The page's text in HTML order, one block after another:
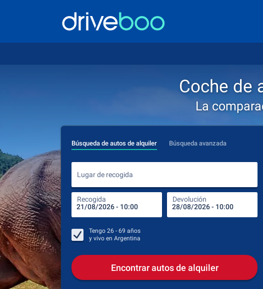
Coche de
La
Búsqueda de autos de alquiler Búsqueda avanzada
Lugar de recogida
Recogida Devolución
Tengo 26 - 69 años
y vivo en Argentina
Encontrar autos de alquiler